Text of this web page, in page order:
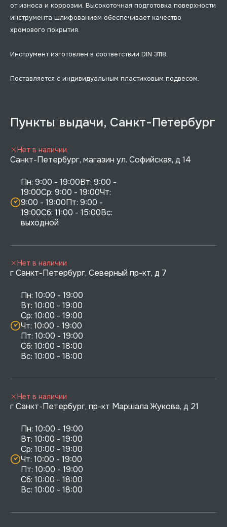
от износа и коррозии. Высокоточная подготовка поверхности
инструмента шлифованием обеспечивает качество
хромового покрытия.
Инструмент изготовлен в соответствии DIN 3118.
Поставляется с индивидуальным пластиковым подвесом.
Пункты выдачи, Санкт-Петербург
Санкт-Петербург, магазин ул. Софийская, д 14
Пн: 9:00 - 19:00Вт: 9:00 -
19:00Ср: 9:00 - 19:00Чт:
9:00 - 19:00Пт: 9:00 -
19:00Сб: 11:00 - 15:00Вс:
выходной
Нет в наличии
г Санкт-Петербург, Северный пр-кт, д 7
Пн: 10:00 - 19:00
Вт: 10:00 - 19:00
Ср: 10:00 - 19:00
Чт: 10:00 - 19:00
Пт: 10:00 - 19:00
Сб: 10:00 - 18:00
Нет в наличии
г Санкт-Петербург, пр-кт Маршала Жукова, д 21
Пн: 10:00 - 19:00
Вт: 10:00 - 19:00
Ср: 10:00 - 19:00
Чт: 10:00 - 19:00
Пт: 10:00 - 19:00
Сб: 10:00 - 18:00
Нет в наличии